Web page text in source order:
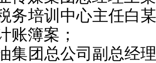
务培训中心主任白
账簿案；
集团总公司副总经